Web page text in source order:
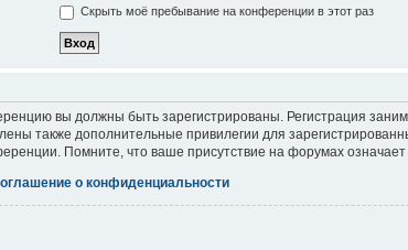
Скрыть моё пребывание на конференции в этот раз
вы должны быть зарегистрированы. Регистрация
также дополнительные привилегии для
Помните, что ваше присутствие на форумах означает
о конфиденциальности